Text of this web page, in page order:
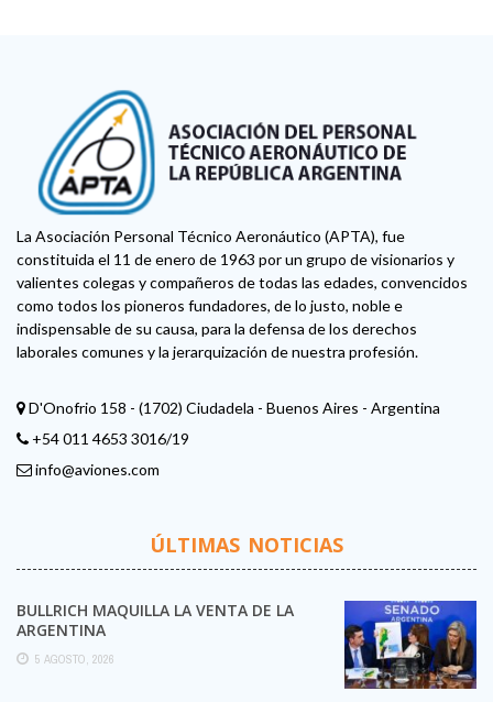
La Asociación Personal Técnico Aeronáutico (APTA), fue
constituida el 11 de enero de 1963 por un grupo de visionarios y
valientes colegas y compañeros de todas las edades, convencidos
como todos los pioneros fundadores, de lo justo, noble e
indispensable de su causa, para la defensa de los derechos
laborales comunes y la jerarquización de nuestra profesión.
D'Onofrio 158 - (1702) Ciudadela - Buenos Aires - Argentina
+54 011 4653 3016/19
info@aviones.com
ÚLTIMAS NOTICIAS
BULLRICH MAQUILLA LA VENTA DE LA
ARGENTINA
5 AGOSTO, 2026